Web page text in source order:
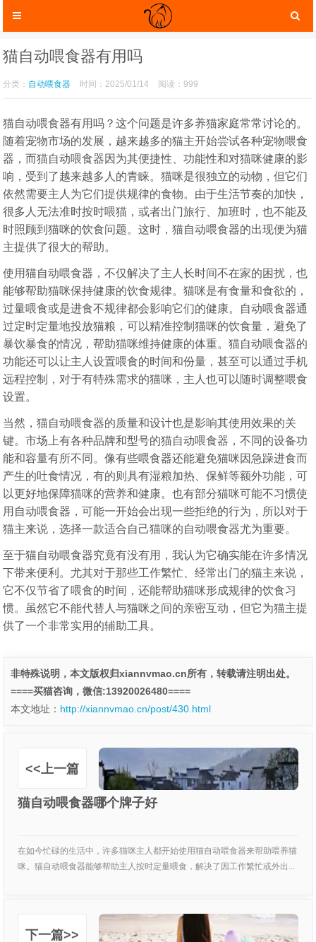
咪服装 猫咪玩具
猫咪托运
猫自动喂食器有用吗
分类： 自动喂食器 时间：2025/01/14 阅读：999
猫自动喂食器有用吗？这个问题是许多养猫家庭常常讨论的。
随着宠物市场的发展，越来越多的猫主开始尝试各种宠物喂食
器，而猫自动喂食器因为其便捷性、功能性和对猫咪健康的影
响，受到了越来越多人的青睐。猫咪是很独立的动物，但它们
依然需要主人为它们提供规律的食物。由于生活节奏的加快，
很多人无法准时按时喂猫，或者出门旅行、加班时，也不能及
时照顾到猫咪的饮食问题。这时，猫自动喂食器的出现便为猫
主提供了很大的帮助。
使用猫自动喂食器，不仅解决了主人长时间不在家的困扰，也
能够帮助猫咪保持健康的饮食规律。猫咪是有食量和食欲的，
过量喂食或是进食不规律都会影响它们的健康。自动喂食器通
过定时定量地投放猫粮，可以精准控制猫咪的饮食量，避免了
暴饮暴食的情况，帮助猫咪维持健康的体重。猫自动喂食器的
功能还可以让主人设置喂食的时间和份量，甚至可以通过手机
远程控制，对于有特殊需求的猫咪，主人也可以随时调整喂食
设置。
当然，猫自动喂食器的质量和设计也是影响其使用效果的关
键。市场上有各种品牌和型号的猫自动喂食器，不同的设备功
能和容量有所不同。像有些喂食器还能避免猫咪因急躁进食而
产生的吐食情况，有的则具有湿粮加热、保鲜等额外功能，可
以更好地保障猫咪的营养和健康。也有部分猫咪可能不习惯使
用自动喂食器，可能一开始会出现一些拒绝的行为，所以对于
猫主来说，选择一款适合自己猫咪的自动喂食器尤为重要。
至于猫自动喂食器究竟有没有用，我认为它确实能在许多情况
下带来便利。尤其对于那些工作繁忙、经常出门的猫主来说，
它不仅节省了喂食的时间，还能帮助猫咪形成规律的饮食习
惯。虽然它不能代替人与猫咪之间的亲密互动，但它为猫主提
供了一个非常实用的辅助工具。
非特殊说明，本文版权归xiannvmao.cn所有，转载请注明出处。
====买猫咨询，微信:13920026480====
本文地址： http://xiannvmao.cn/post/430.html
<<上一篇
猫自动喂食器哪个牌子好
在如今忙碌的生活中，许多猫咪主人都开始使用猫自动喂食器来帮助喂养猫
咪。猫自动喂食器能够帮助主人按时定量喂食，解决了因工作繁忙或外出...
下一篇>>